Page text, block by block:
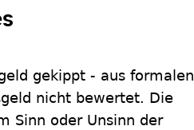
gekippt - aus formalen
nicht bewertet. Die
Sinn oder Unsinn der